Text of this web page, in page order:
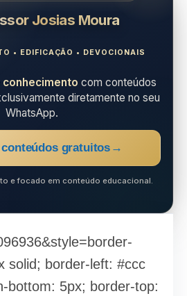
Josias Moura
• EDIFICAÇÃO • DEVOCIONAIS
conhecimento com conteúdos
diretamente no seu
WhatsApp.
conteúdos gratuitos →
e focado em conteúdo educacional.
solid; border-left: #ccc
bottom: 5px; border-top: